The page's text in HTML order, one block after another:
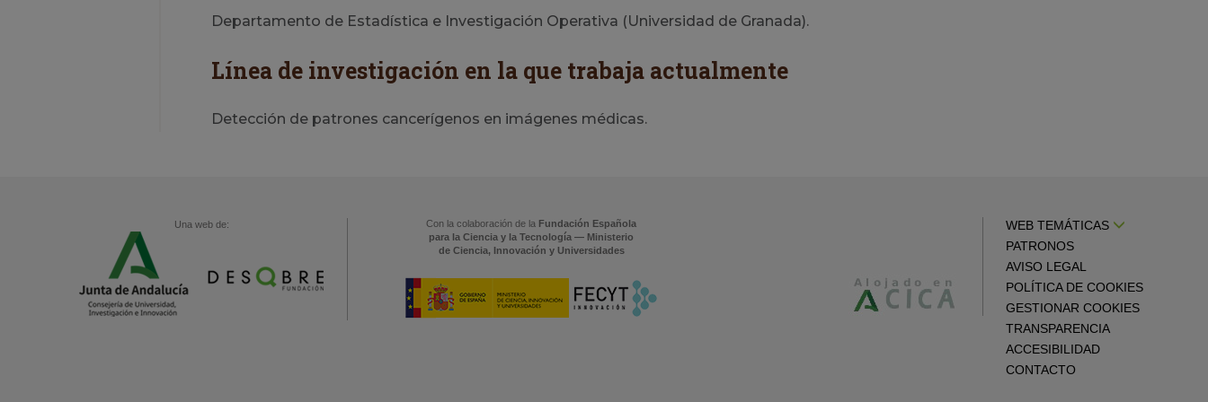
Departamento de Estadística e Investigación Operativa (Universidad de Granada).
Línea de investigación en la que trabaja actualmente
Detección de patrones cancerígenos en imágenes médicas.
Una web de: Con la colaboración de la Fundación Española
para la Ciencia y la Tecnología — Ministerio
de Ciencia, Innovación y Universidades
WEB TEMÁTICAS
PATRONOS
AVISO LEGAL
POLÍTICA DE COOKIES
GESTIONAR COOKIES
TRANSPARENCIA
ACCESIBILIDAD
CONTACTO